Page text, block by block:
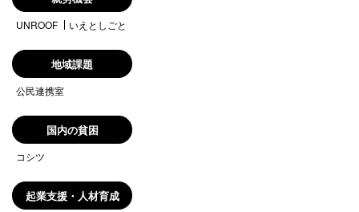
UNROOF いえとしごと
地域課題
公民連携室
国内の貧困
コシツ
起業支援・人材育成